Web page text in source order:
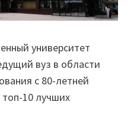
университет
вуз в области
с 80-летней
10 лучших